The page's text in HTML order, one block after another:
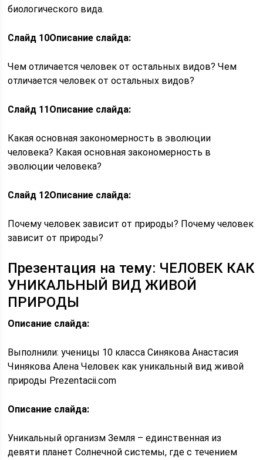
биологического вида.
Слайд 10Описание слайда:
Чем отличается человек от остальных видов? Чем
отличается человек от остальных видов?
Слайд 11Описание слайда:
Какая основная закономерность в эволюции
человека? Какая основная закономерность в
эволюции человека?
Слайд 12Описание слайда:
Почему человек зависит от природы? Почему человек
зависит от природы?
Презентация на тему: ЧЕЛОВЕК КАК
УНИКАЛЬНЫЙ ВИД ЖИВОЙ
ПРИРОДЫ
Описание слайда:
Выполнили: ученицы 10 класса Синякова Анастасия
Чинякова Алена Человек как уникальный вид живой
природы Prezentacii.com
Описание слайда:
Уникальный организм Земля – единственная из
девяти планет Солнечной системы, где с течением